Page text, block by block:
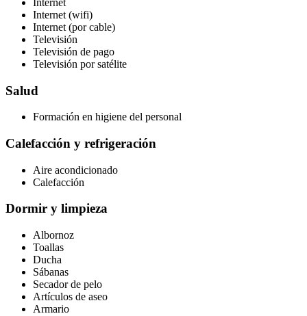
Internet (wifi)
Internet (por cable)
Televisión
Televisión de pago
Televisión por satélite
Salud
Formación en higiene del personal
Calefacción y refrigeración
Aire acondicionado
Calefacción
Dormir y limpieza
Albornoz
Toallas
Ducha
Sábanas
Secador de pelo
Artículos de aseo
Armario